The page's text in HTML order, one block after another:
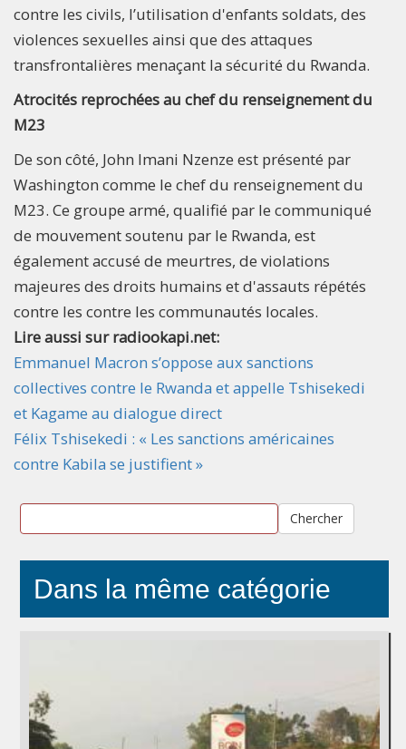
contre les civils, l’utilisation d'enfants soldats, des
violences sexuelles ainsi que des attaques
transfrontalières menaçant la sécurité du Rwanda.
Atrocités reprochées au chef du renseignement du
M23
De son côté, John Imani Nzenze est présenté par
Washington comme le chef du renseignement du
M23. Ce groupe armé, qualifié par le communiqué
de mouvement soutenu par le Rwanda, est
également accusé de meurtres, de violations
majeures des droits humains et d'assauts répétés
contre les contre les communautés locales.
Lire aussi sur radiookapi.net:
Emmanuel Macron s’oppose aux sanctions
collectives contre le Rwanda et appelle Tshisekedi
et Kagame au dialogue direct
Félix Tshisekedi : « Les sanctions américaines
contre Kabila se justifient »
Chercher
Dans la même catégorie